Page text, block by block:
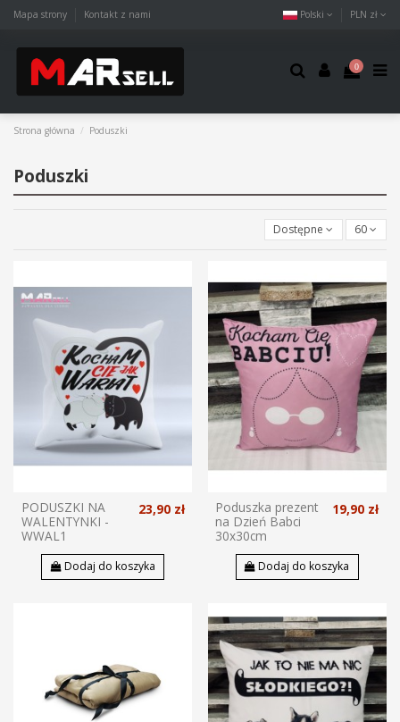
Mapa strony Kontakt z nami Polski PLN zł
0
Strona główna Poduszki
Poduszki
Dostępne 60
PODUSZKI NA
WALENTYNKI -
WWAL1
23,90 zł
Dodaj do koszyka
Poduszka prezent
na Dzień Babci
30x30cm
19,90 zł
Dodaj do koszyka